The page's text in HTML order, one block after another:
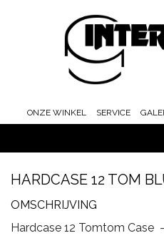
ONZE WINKEL SERVICE
HOME
HARDCASE 12 TOM
OMSCHRIJVING
Hardcase 12 Tomtom Case